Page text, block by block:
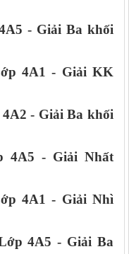
A5 - GiảiBa khối
4A1 - Giải KK
4A2 - GiảiBa khối
4A5 - Giải Nhất
4A1 - Giải Nhì
4A5 - Giải Ba